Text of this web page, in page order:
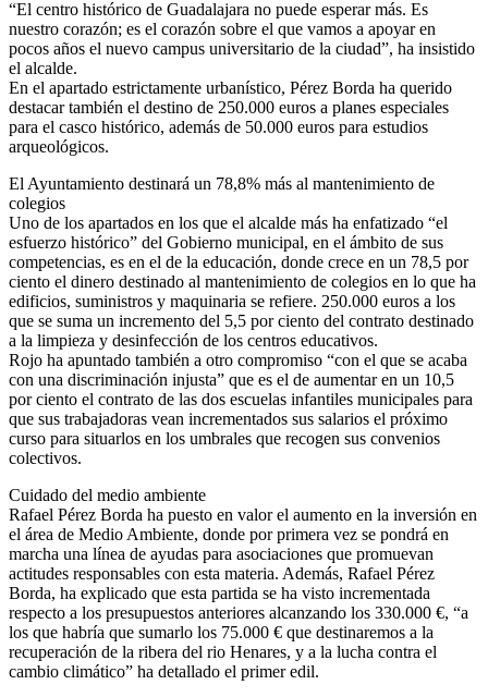
“El centro histórico de Guadalajara no puede esperar más. Es
nuestro corazón; es el corazón sobre el que vamos a apoyar en
pocos años el nuevo campus universitario de la ciudad”, ha insistido
el alcalde.
En el apartado estrictamente urbanístico, Pérez Borda ha querido
destacar también el destino de 250.000 euros a planes especiales
para el casco histórico, además de 50.000 euros para estudios
arqueológicos.
El Ayuntamiento destinará un 78,8% más al mantenimiento de
colegios
Uno de los apartados en los que el alcalde más ha enfatizado “el
esfuerzo histórico” del Gobierno municipal, en el ámbito de sus
competencias, es en el de la educación, donde crece en un 78,5 por
ciento el dinero destinado al mantenimiento de colegios en lo que ha
edificios, suministros y maquinaria se refiere. 250.000 euros a los
que se suma un incremento del 5,5 por ciento del contrato destinado
a la limpieza y desinfección de los centros educativos.
Rojo ha apuntado también a otro compromiso “con el que se acaba
con una discriminación injusta” que es el de aumentar en un 10,5
por ciento el contrato de las dos escuelas infantiles municipales para
que sus trabajadoras vean incrementados sus salarios el próximo
curso para situarlos en los umbrales que recogen sus convenios
colectivos.
Cuidado del medio ambiente
Rafael Pérez Borda ha puesto en valor el aumento en la inversión en
el área de Medio Ambiente, donde por primera vez se pondrá en
marcha una línea de ayudas para asociaciones que promuevan
actitudes responsables con esta materia. Además, Rafael Pérez
Borda, ha explicado que esta partida se ha visto incrementada
respecto a los presupuestos anteriores alcanzando los 330.000 €, “a
los que habría que sumarlo los 75.000 € que destinaremos a la
recuperación de la ribera del rio Henares, y a la lucha contra el
cambio climático” ha detallado el primer edil.